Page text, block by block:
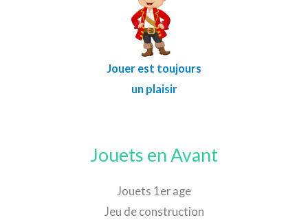
Jouer est toujours
un plaisir
Jouets en Avant
Jouets 1er age
Jeu de construction